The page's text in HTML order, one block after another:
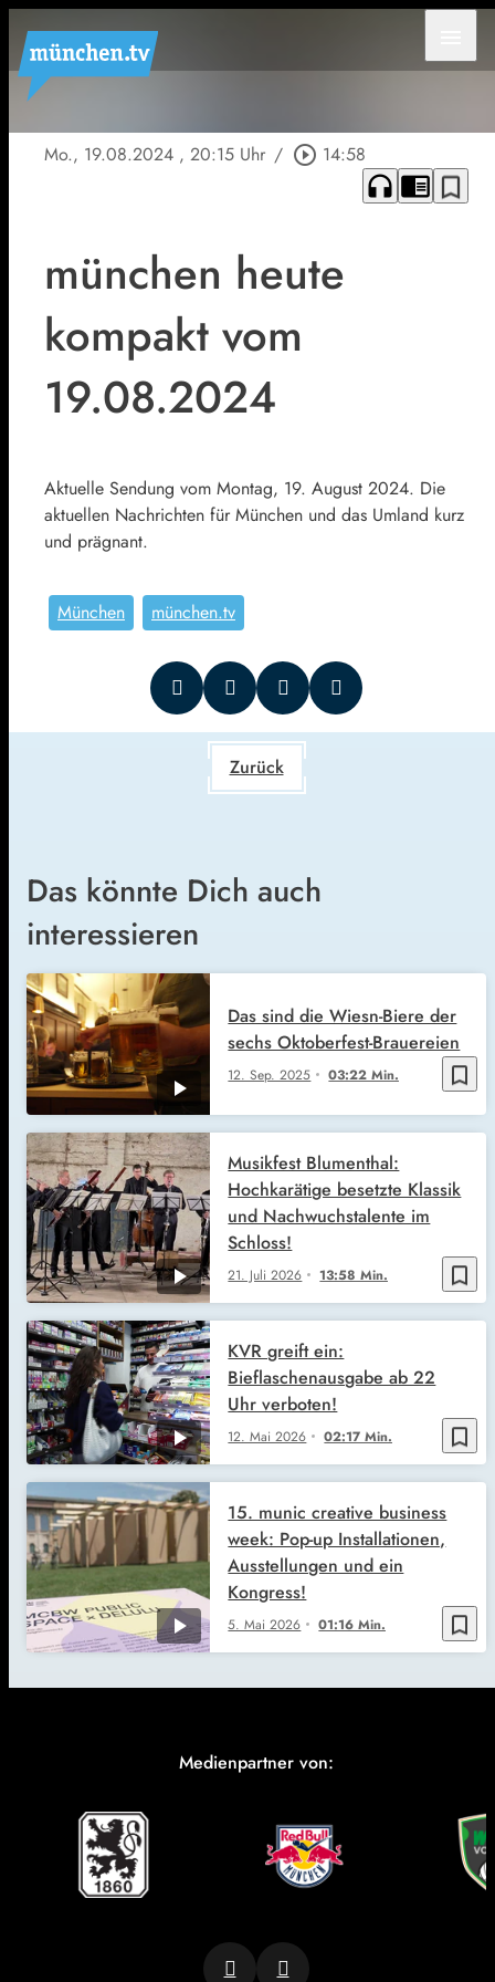
Mo., 19.08.2024 , 20:15 Uhr / play_circle_outline 14:58
headphones chrome_reader_mode bookmark_border
münchen heute
kompakt vom
19.08.2024
Aktuelle Sendung vom Montag, 19. August 2024. Die
aktuellen Nachrichten für München und das Umland kurz
und prägnant.
München münchen.tv
Zurück
Das könnte Dich auch
interessieren
bookmark_border
12. Sep. 2025 03:22 Min.
Das sind die Wiesn-Biere der
sechs Oktoberfest-Brauereien
bookmark_border
21. Juli 2026 13:58 Min.
Musikfest Blumenthal:
Hochkarätige besetzte Klassik
und Nachwuchstalente im
Schloss!
bookmark_border
12. Mai 2026 02:17 Min.
KVR greift ein:
Bieflaschenausgabe ab 22
Uhr verboten!
bookmark_border
5. Mai 2026 01:16 Min.
15. munic creative business
week: Pop-up Installationen,
Ausstellungen und ein
Kongress!
Medienpartner von: